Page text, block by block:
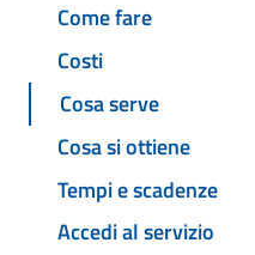
Come fare
Costi
Cosa serve
Cosa si ottiene
Tempi e scadenze
Accedi al servizio